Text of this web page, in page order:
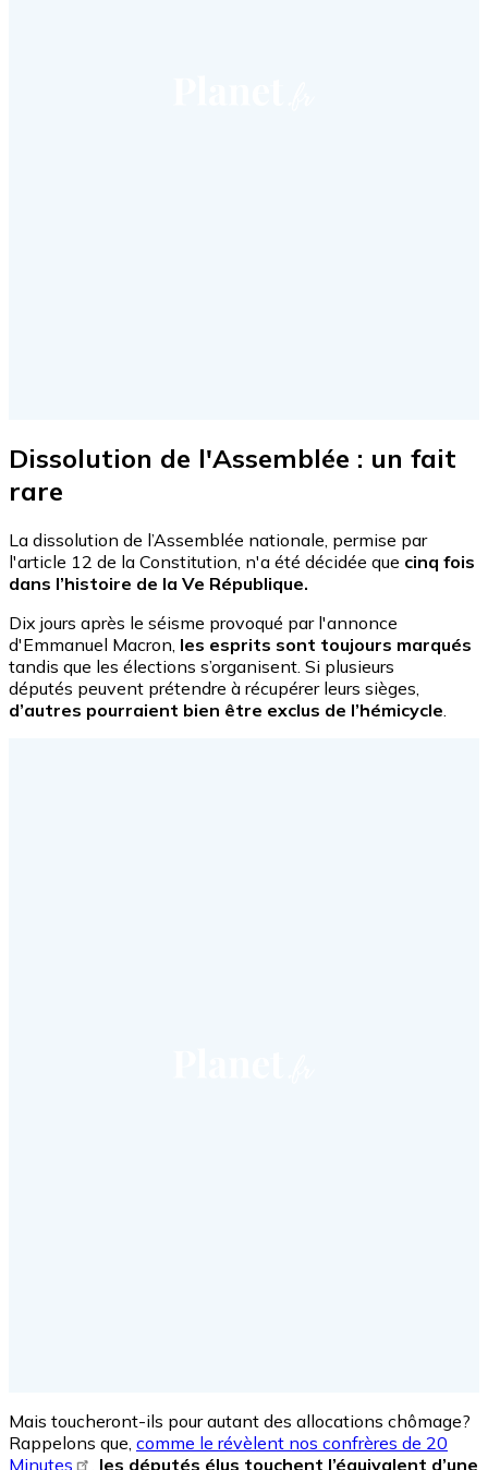
Dissolution de l'Assemblée : un fait
rare
La dissolution de l’Assemblée nationale, permise par
l'article 12 de la Constitution, n'a été décidée que cinq fois
dans l’histoire de la Ve République.
Dix jours après le séisme provoqué par l'annonce
d'Emmanuel Macron, les esprits sont toujours marqués
tandis que les élections s’organisent. Si plusieurs
députés peuvent prétendre à récupérer leurs sièges,
d’autres pourraient bien être exclus de l’hémicycle
Mais toucheront-ils pour autant des allocations chômage?
Rappelons que, comme le révèlent nos confrères de 20
Minutes
les députés élus touchent l’équivalent d’une